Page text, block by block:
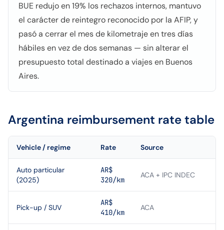
BUE redujo en 19% los rechazos internos, mantuvo
el carácter de reintegro reconocido por la AFIP, y
pasó a cerrar el mes de kilometraje en tres días
hábiles en vez de dos semanas — sin alterar el
presupuesto total destinado a viajes en Buenos
Aires.
Argentina reimbursement rate table
Vehicle / regime Rate Source
Auto particular
(2025)
AR$
320/km
ACA + IPC INDEC
Pick-up / SUV
AR$
410/km
ACA